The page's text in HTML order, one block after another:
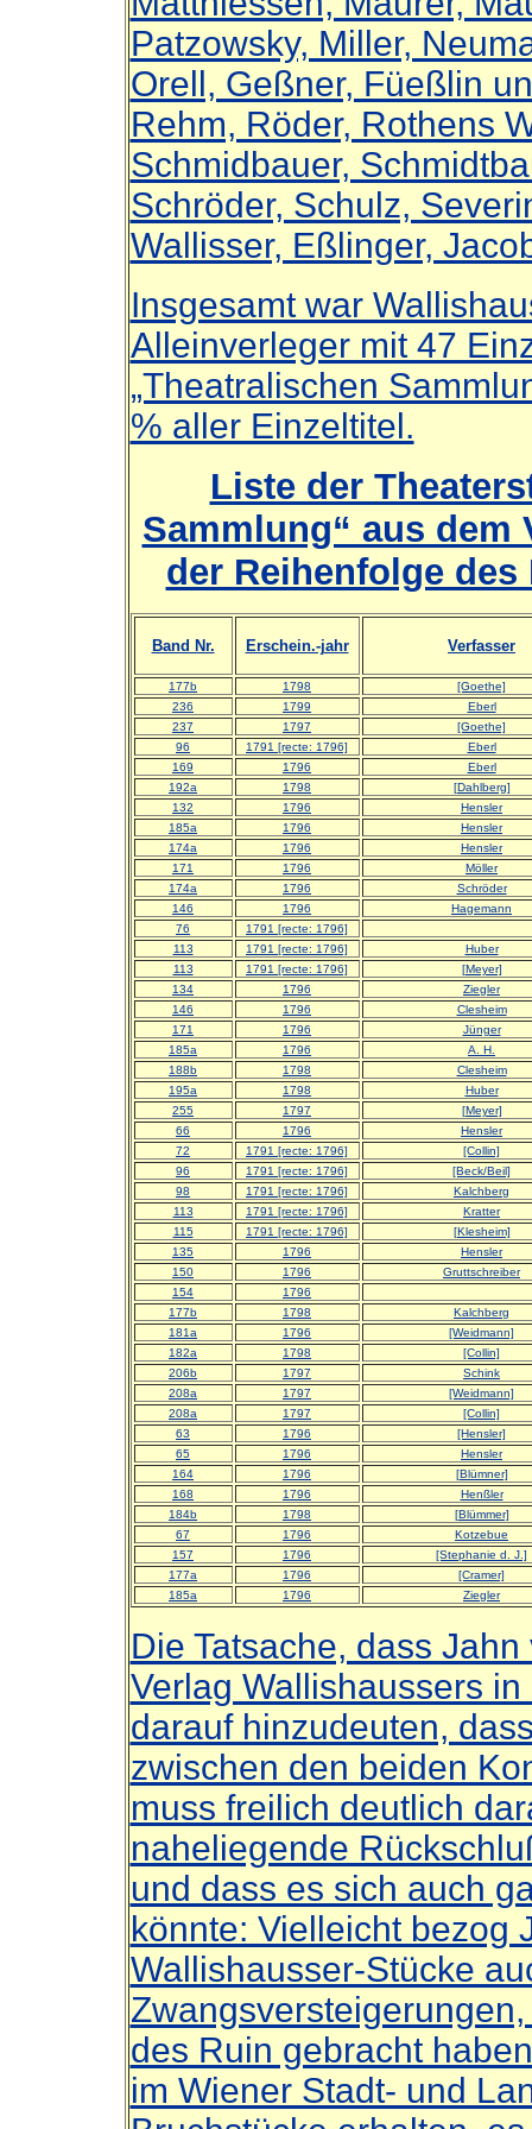
Patzowsky, Miller,
Orell, Geßner, Füeßlin
Rehm, Röder, Rothens
Schmidbauer,
Schröder, Schulz,
Wallisser, Eßlinger,
Insgesamt war
Alleinverleger mit 47
„Theatralischen
% aller Einzeltitel.
Liste der
Sammlung“ aus dem
der Reihenfolge
Band Nr. Erschein.-jahr Verfasser
177b 1798
[Goethe]
236
1799
Eberl
237
1797
[Goethe]
96
1791 [recte: 1796]
Eberl
169
1796
Eberl
192a
1798
[Dahlberg]
132
1796
Hensler
185a
1796
Hensler
174a
1796
Hensler
171
1796
Möller
174a
1796
Schröder
146
1796
Hagemann
76
1791 [recte: 1796]
113
1791 [recte: 1796]
Huber
113
1791 [recte: 1796]
[Meyer]
134
1796
Ziegler
146
1796
Clesheim
171
1796
Jünger
185a
1796
A. H.
188b
1798
Clesheim
195a
1798
Huber
255
1797
[Meyer]
66
1796
Hensler
72
1791 [recte: 1796]
[Collin]
96
1791 [recte: 1796]
[Beck/Beil]
98
1791 [recte: 1796]
Kalchberg
113
1791 [recte: 1796]
Kratter
115
1791 [recte: 1796]
[Klesheim]
135
1796
Hensler
150
1796
Gruttschreiber
154
1796
177b
1798
Kalchberg
181a
1796
[Weidmann]
182a
1798
[Collin]
206b
1797
Schink
208a
1797
[Weidmann]
208a
1797
[Collin]
63
1796
[Hensler]
65
1796
Hensler
164
1796
[Blümner]
168
1796
Henßler
184b
1798
[Blümmer]
67
1796
Kotzebue
157
1796
[Stephanie d. J.]
177a
1796
[Cramer]
185a
1796 Ziegler
Die Tatsache, dass
Verlag Wallishaussers
darauf hinzudeuten,
zwischen den beiden
muss freilich deutlich
naheliegende
und dass es sich auch
könnte: Vielleicht bezog
Wallishausser-Stücke
des Ruin gebracht
im Wiener Stadt- und